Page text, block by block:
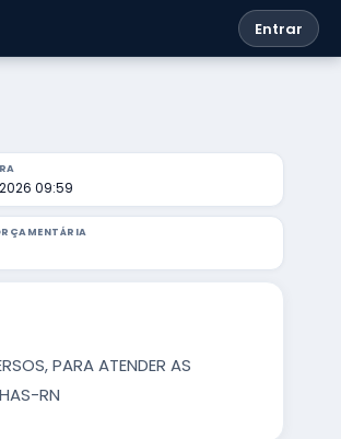
Entrar
09:59
PARA ATENDER AS
RN